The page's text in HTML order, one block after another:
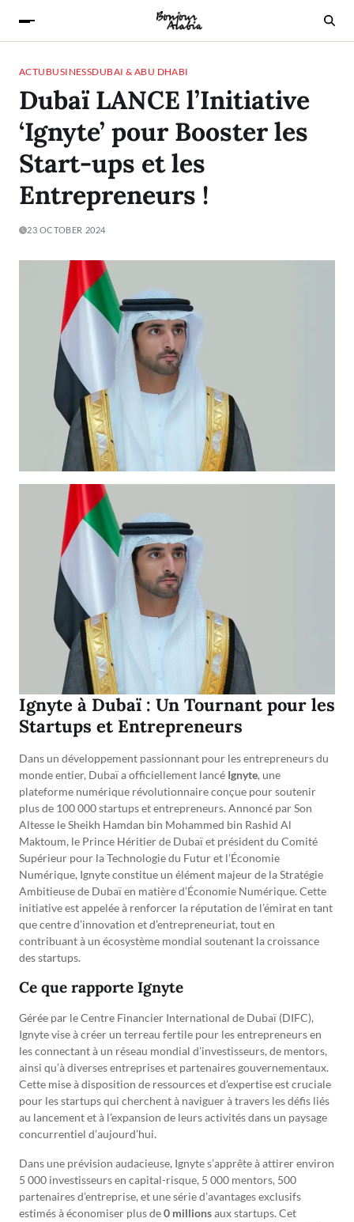
ACTU BUSINESSDUBAI & ABU DHABI
Dubaï LANCE l’Initiative
‘Ignyte’ pour Booster les
Start-ups et les
Entrepreneurs !
23 OCTOBER 2024
Ignyte à Dubaï : Un Tournant pour les
Startups et Entrepreneurs
Dans un développement passionnant pour les entrepreneurs du
monde entier, Dubaï a officiellement lancé Ignyte, une
plateforme numérique révolutionnaire conçue pour soutenir
plus de 100 000 startups et entrepreneurs. Annoncé par Son
Altesse le Sheikh Hamdan bin Mohammed bin Rashid Al
Maktoum, le Prince Héritier de Dubaï et président du Comité
Supérieur pour la Technologie du Futur et l’Économie
Numérique, Ignyte constitue un élément majeur de la Stratégie
Ambitieuse de Dubaï en matière d’Économie Numérique. Cette
initiative est appelée à renforcer la réputation de l’émirat en tant
que centre d’innovation et d’entrepreneuriat, tout en
contribuant à un écosystème mondial soutenant la croissance
des startups.
Ce que rapporte Ignyte
Gérée par le Centre Financier International de Dubaï (DIFC),
Ignyte vise à créer un terreau fertile pour les entrepreneurs en
les connectant à un réseau mondial d’investisseurs, de mentors,
ainsi qu’à diverses entreprises et partenaires gouvernementaux.
Cette mise à disposition de ressources et d’expertise est cruciale
pour les startups qui cherchent à naviguer à travers les défis liés
au lancement et à l’expansion de leurs activités dans un paysage
concurrentiel d’aujourd’hui.
Dans une prévision audacieuse, Ignyte s’apprête à attirer environ
5 000 investisseurs en capital-risque, 5 000 mentors, 500
partenaires d’entreprise, et une série d’avantages exclusifs
estimés à économiser plus de0 millionsaux startups. Cet